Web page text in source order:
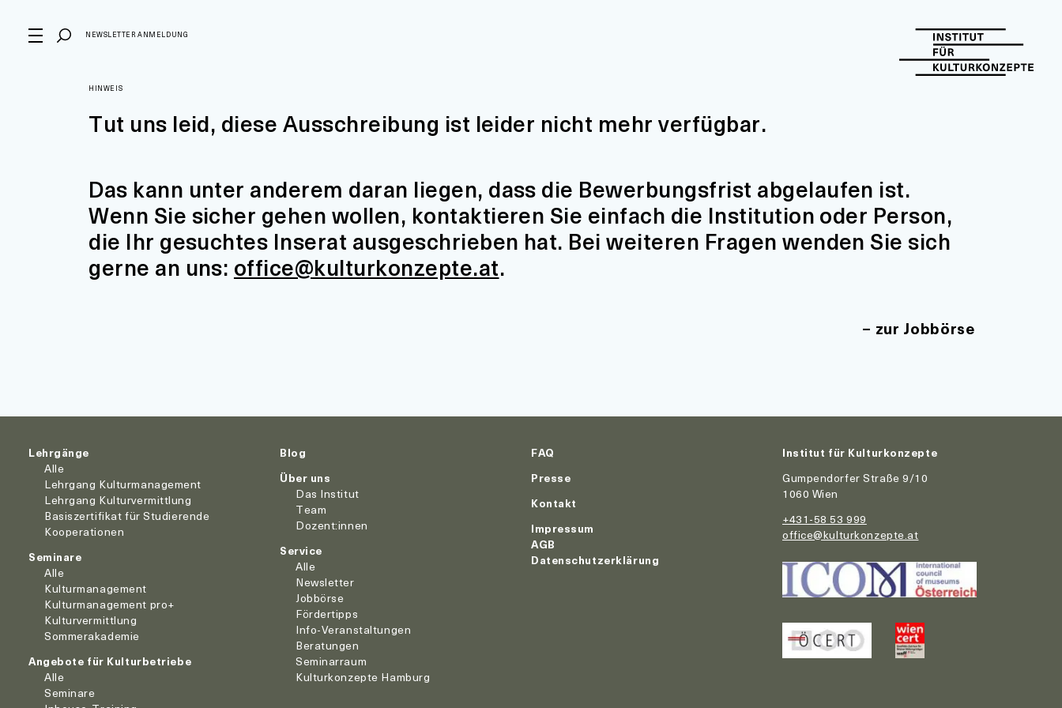
NEWSLETTER ANMELDUNG
HINWEIS
Tut uns leid, diese Ausschreibung ist leider nicht mehr verfügbar.
Das kann unter anderem daran liegen, dass die Bewerbungsfrist abgelaufen ist.
Wenn Sie sicher gehen wollen, kontaktieren Sie einfach die Institution oder Person,
die Ihr gesuchtes Inserat ausgeschrieben hat. Bei weiteren Fragen wenden Sie sich
gerne an uns: office@kulturkonzepte.at.
zur Jobbörse
Lehrgänge
Alle
Lehrgang Kulturmanagement
Lehrgang Kulturvermittlung
Basiszertifikat für Studierende
Kooperationen
Seminare
Alle
Kulturmanagement
Kulturmanagement pro+
Kulturvermittlung
Sommerakademie
Angebote für Kulturbetriebe
Alle
Seminare
Blog
Über uns
Das Institut
Team
Dozent:innen
Service
Alle
Newsletter
Jobbörse
Fördertipps
Info-Veranstaltungen
Beratungen
Seminarraum
Kulturkonzepte Hamburg
FAQ
Presse
Kontakt
Impressum
AGB
Datenschutzerklärung
Institut für Kulturkonzepte
Gumpendorfer Straße 9/10
1060 Wien
+431-58 53 999
office@kulturkonzepte.at